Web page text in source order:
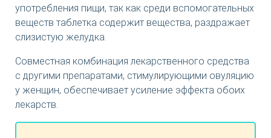
употребления пищи, так как среди вспомогательных
веществ таблетка содержит вещества, раздражает
слизистую желудка.
Совместная комбинация лекарственного средства
с другими препаратами, стимулирующими овуляцию
у женщин, обеспечивает усиление эффекта обоих
лекарств.